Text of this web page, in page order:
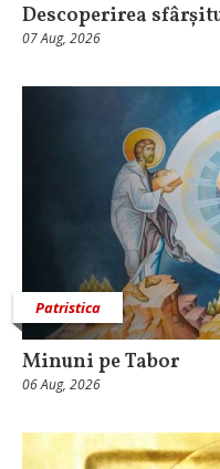
Descoperirea
07 Aug, 2026
Patristica
Minuni pe Tabor
06 Aug, 2026